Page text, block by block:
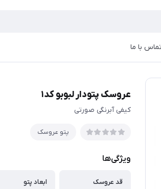
تماس با ما
عروسک پتودار لبوبو کد۱
کیفی آبرنگی صورتی
پتو عروسک
ویژگی‌ها
قد عروسک
ابعاد پتو